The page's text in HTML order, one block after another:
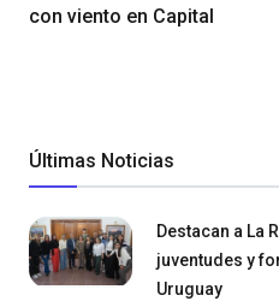
con viento en Capital
Últimas Noticias
Destacan a La
juventudes y
Uruguay